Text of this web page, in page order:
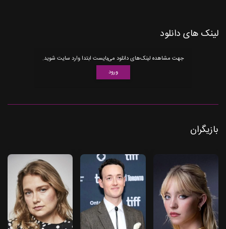
لینک های دانلود
جهت مشاهده لینک‌های دانلود می‌بایست ابتدا وارد سایت شوید.
ورود
بازیگران